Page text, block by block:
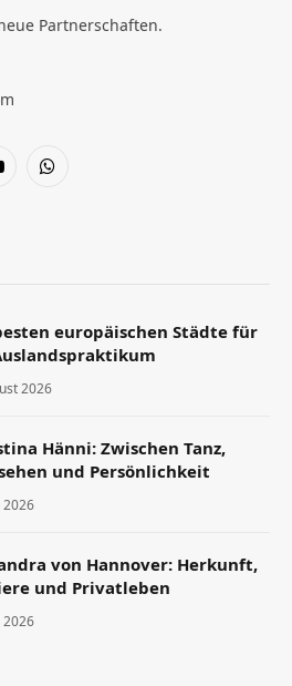
Partnerschaften.
WhatsApp
europäischen Städte für
2026
Hänni: Zwischen Tanz,
und Persönlichkeit
2026
von Hannover: Herkunft,
und Privatleben
2026